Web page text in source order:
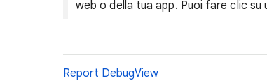
web o della tua app. Puoi fare clic
Report DebugView